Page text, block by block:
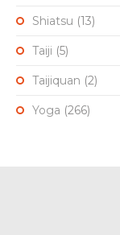
Shiatsu (13)
Taiji (5)
Taijiquan (2)
Yoga (266)